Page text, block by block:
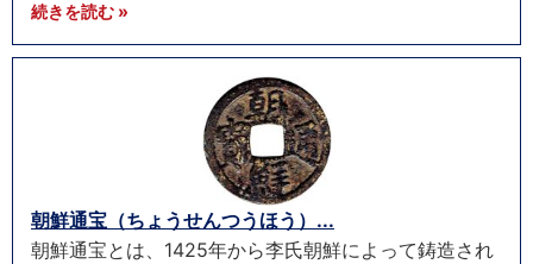
続きを読む »
朝鮮通宝（ちょうせんつうほう）...
朝鮮通宝とは、1425年から李氏朝鮮によって鋳造され